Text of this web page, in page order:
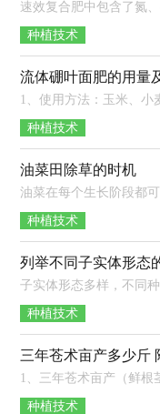
种植技术
种植技术
油菜田除草的时机
种植技术
列举不同子实体形态
种植技术
种植技术